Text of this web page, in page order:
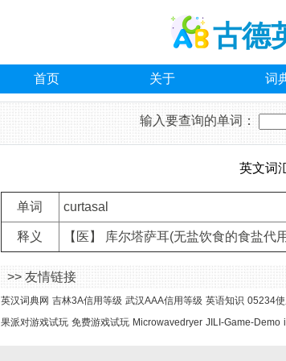
古德
首页 关于 词
输入要查询的单词：
英文词
单词 curtasal
释义 【医】 库尔塔萨耳(无盐饮食的食盐代
>> 友情链接
英汉词典网 吉林3A信用等级 武汉AAA信用等级 英语知识 05234使
果派对游戏试玩 免费游戏试玩 Microwavedryer JILI-Game-Demo